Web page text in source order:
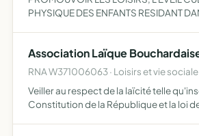
PHYSIQUE DES ENFANTS RESIDANT
FAMILLES RESIDANT DANS LE
Association Laïque
RNA W371006063 · Loisirs et vie
Veiller au respect de la laïcité telle
Constitution de la République et la loi